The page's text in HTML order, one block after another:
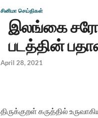
சினிமா செய்திகள்
இலங்கை
படத்தின்
April 28, 2021
திருக்குறள் கருத்தில்